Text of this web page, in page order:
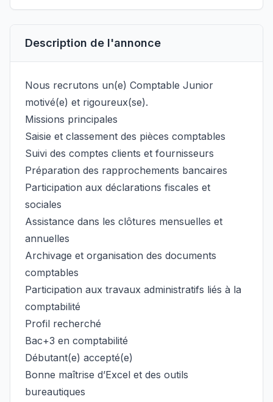
Description de l'annonce
Nous recrutons un(e) Comptable Junior
motivé(e) et rigoureux(se).
Missions principales
Saisie et classement des pièces comptables
Suivi des comptes clients et fournisseurs
Préparation des rapprochements bancaires
Participation aux déclarations fiscales et
sociales
Assistance dans les clôtures mensuelles et
annuelles
Archivage et organisation des documents
comptables
Participation aux travaux administratifs liés à la
comptabilité
Profil recherché
Bac+3 en comptabilité
Débutant(e) accepté(e)
Bonne maîtrise d’Excel et des outils
bureautiques